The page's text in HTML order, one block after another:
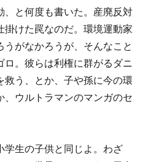
、と何度も書いた。産廃反対
掛けた罠なのだ。環境運動家
がなかろうが、そんなこと
ロ。彼らは利権に群がるダニ
救う、とか、子や孫に今の環
、ウルトラマンのマンガのセ
学生の子供と同じよ。わざ